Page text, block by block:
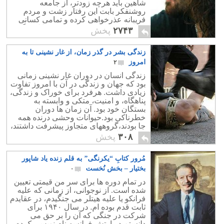
شاهین باید هرچه زودتر، از جامعه
روشنفکر بابت این رفتار زشت و مردم
فریبانه عذرخواهی کرده و تمامی کسانی
که از این حرکتش تمجید کردند را از برگه
هوادارانش اخراج نماید!
۲۷۴۳ پخش
زندگی بشر در گذر زمان، از غار نشینی تا به
امروز
۲
زندگی انسان در دوران غار نشینی زمانی
بود که جهان و زندگی در آن با امروز تفاوت
زیادی داشت. هرفرد برای خوراک و زندگی،
پناهگاه، و امنیت، متکی و وابسته به
بستگان خود بود. آن زمان ها دوران
خطرناکی بود.حیوانات وحشی درنده همه
جا بودند،گروههای متجاوز پیشرفت داشتند،
و جهان با قانون زور و قلدری اداره می
شد،.
۳۰۸ پخش
مُرور کتابِ “یکرنگی” به قلم زنده یاد شاپور
بختیار – بخش نُخست
۰
در تمام دوره ها برای سر من قیمتی تعیین
شده است. از نوجوانی، از زمانی که علیه
فرانکو یا علیه هیتلر می جنگیدم، در عقایدم
ثابت قدم بوده ام. در سال ۱۹۴۰ برای
شرکت در جنگی که آن را بر حق می